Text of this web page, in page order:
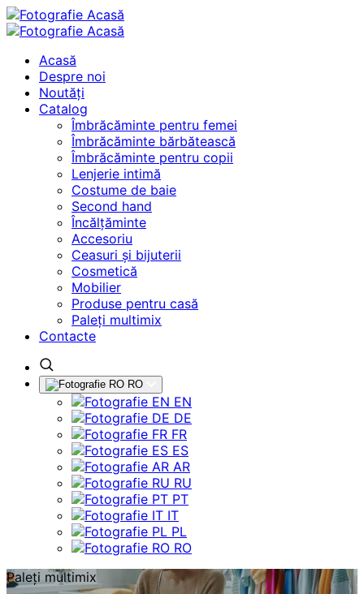
Acasă
Despre noi
Noutăți
Catalog
Îmbrăcăminte pentru femei
Îmbrăcăminte bărbătească
Îmbrăcăminte pentru copii
Lenjerie intimă
Costume de baie
Second hand
Încălțăminte
Accesoriu
Ceasuri și bijuterii
Cosmetică
Mobilier
Produse pentru casă
Paleți multimix
Contacte
RO
EN
DE
FR
ES
AR
RU
PT
IT
PL
RO
Paleți multimix